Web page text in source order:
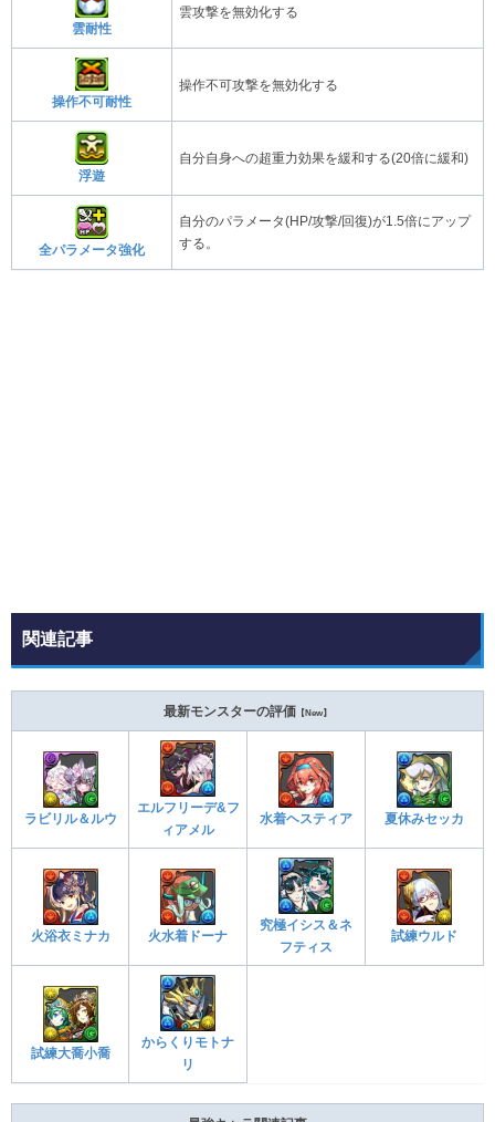
雲耐性
雲攻撃を無効化する
操作不可耐性
操作不可攻撃を無効化する
浮遊
自分自身への超重力効果を緩和する(20倍に緩和)
全パラメータ強化
自分のパラメータ(HP/攻撃/回復)が1.5倍にアップ
する。
関連記事
最新モンスターの評価 【New】
ラビリル＆ルウ
エルフリーデ&フ
ィアメル
水着ヘスティア 夏休みセッカ
火浴衣ミナカ 火水着ドーナ
究極イシス＆ネ
フティス
試練ウルド
試練大喬小喬
からくりモトナ
リ